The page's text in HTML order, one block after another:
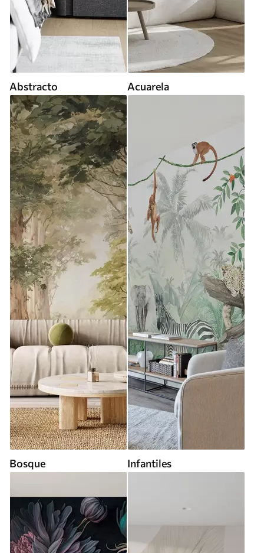
Abstracto Acuarela
Bosque Infantiles